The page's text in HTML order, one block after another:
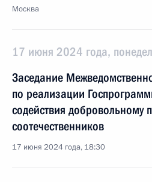
Москва
17 июня 2024 года,
Заседание
по реализации
содействия добровольному
соотечественников
17 июня 2024 года, 18:30